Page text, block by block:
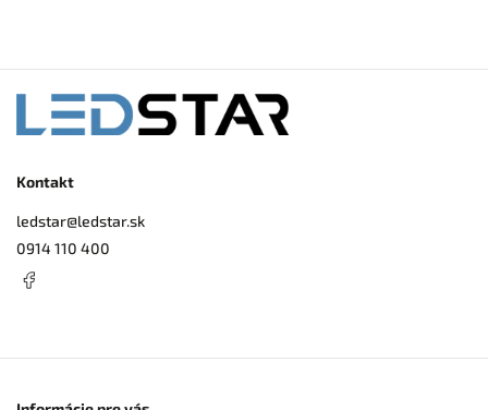
Kontakt
ledstar@ledstar.sk
0914 110 400